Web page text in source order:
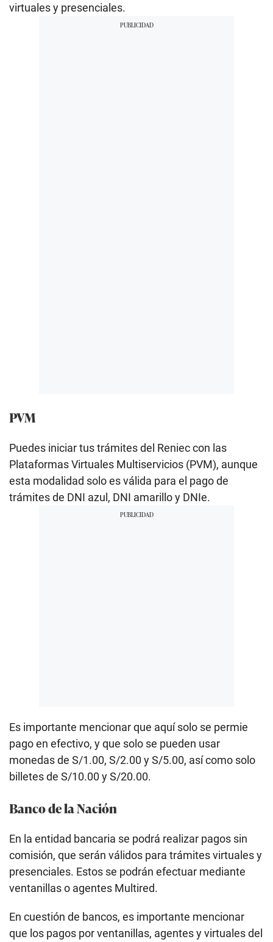
virtuales y presenciales.
PVM
Puedes iniciar tus trámites del Reniec con las
Plataformas Virtuales Multiservicios (PVM), aunque
esta modalidad solo es válida para el pago de
trámites de DNI azul, DNI amarillo y DNIe.
Es importante mencionar que aquí solo se permie
pago en efectivo, y que solo se pueden usar
monedas de S/1.00, S/2.00 y S/5.00, así como solo
billetes de S/10.00 y S/20.00.
Banco de la Nación
En la entidad bancaria se podrá realizar pagos sin
comisión, que serán válidos para trámites virtuales y
presenciales. Estos se podrán efectuar mediante
ventanillas o agentes Multired.
En cuestión de bancos, es importante mencionar
que los pagos por ventanillas, agentes y virtuales del